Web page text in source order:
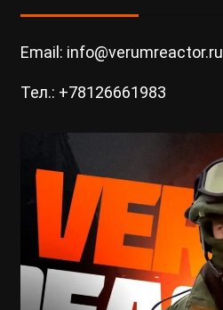
Email: info@verumreactor.ru
Тел.: +78126661983